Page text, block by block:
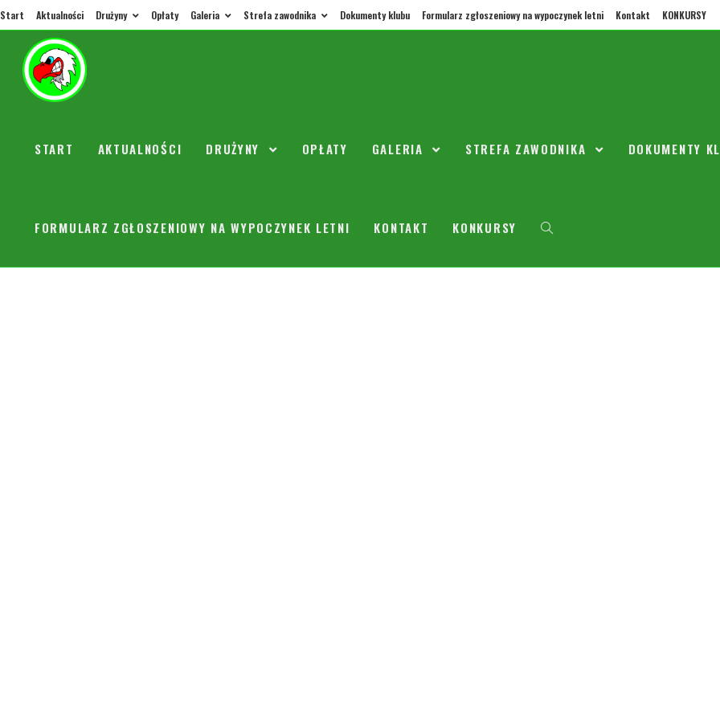
Start Aktualności Drużyny Opłaty Galeria Strefa zawodnika Dokumenty klubu Formularz zgłoszeniowy na wypoczynek letni Kontakt KONKURSY
START AKTUALNOŚCI DRUŻYNY OPŁATY GALERIA STREFA ZAWODNIKA DOKUMENTY
FORMULARZ ZGŁOSZENIOWY NA WYPOCZYNEK LETNI KONTAKT KONKURSY
sierpniowe treningi
trenerorly 20 lipca 2023
CZYTAJ DALEJ